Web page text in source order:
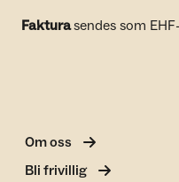
Fakturasendes som
Om oss
Bli frivillig